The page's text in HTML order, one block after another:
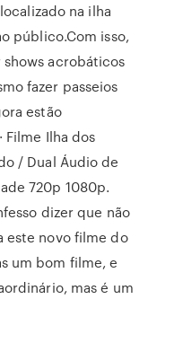
na ilha
público.Com isso,
acrobáticos
fazer passeios
estão
Filme Ilha dos
/ Dual Áudio de
720p 1080p.
dizer que não
este novo filme do
um bom filme, e
mas é um